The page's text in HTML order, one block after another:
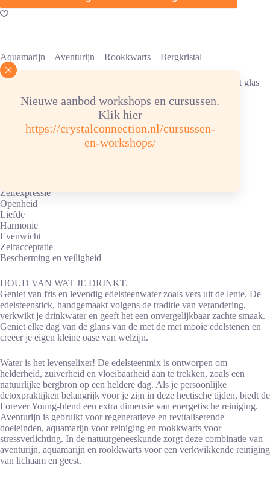
Nieuwe aanbod workshops en cursussen.
Klik hier
https://crystalconnection.nl/cursussen-
en-workshops/
Aquamarijn – Aventurijn – Rookkwarts – Bergkristal
De Vitajuwel Forever young edelsteenstaaf is van handgemaakt glas
met een selectie van edelstenen om je drinkwater van energie te
voorzien.
Vitajuwel Forever young staat voor:
Zelfexpressie
Openheid
Liefde
Harmonie
Evenwicht
Zelfacceptatie
Bescherming en veiligheid
HOUD VAN WAT JE DRINKT.
Geniet van fris en levendig edelsteenwater zoals vers uit de lente. De
edelsteenstick, handgemaakt volgens de traditie van verandering,
verkwikt je drinkwater en geeft het een onvergelijkbaar zachte smaak.
Geniet elke dag van de glans van de met de met mooie edelstenen en
creëer je eigen kleine oase van welzijn.
Water is het levenselixer! De edelsteenmix is ​​ontworpen om
helderheid, zuiverheid en vloeibaarheid aan te trekken, zoals een
natuurlijke bergbron op een heldere dag. Als je persoonlijke
detoxpraktijken belangrijk voor je zijn in deze hectische tijden, biedt de
Forever Young-blend een extra dimensie van energetische reiniging.
Aventurijn is gebruikt voor regeneratieve en revitaliserende
doeleinden, aquamarijn voor reiniging en rookkwarts voor
stressverlichting. In de natuurgeneeskunde zorgt deze combinatie van
aventurijn, aquamarijn en rookkwarts voor een verkwikkende reiniging
van lichaam en geest.